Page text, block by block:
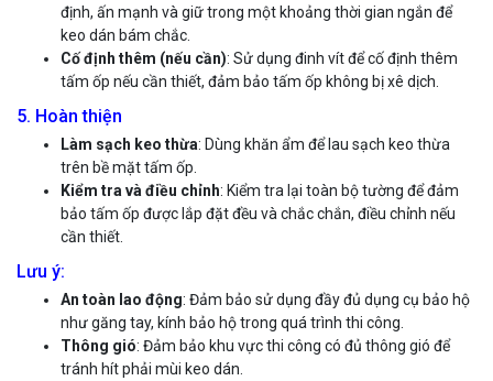
định, ấn mạnh và giữ trong một khoảng thời gian ngắn để
keo dán bám chắc.
Cố định thêm (nếu cần): Sử dụng đinh vít để cố định thêm
tấm ốp nếu cần thiết, đảm bảo tấm ốp không bị xê dịch.
5. Hoàn thiện
Làm sạch keo thừa: Dùng khăn ẩm để lau sạch keo thừa
trên bề mặt tấm ốp.
Kiểm tra và điều chỉnh: Kiểm tra lại toàn bộ tường để đảm
bảo tấm ốp được lắp đặt đều và chắc chắn, điều chỉnh nếu
cần thiết.
Lưu ý:
An toàn lao động: Đảm bảo sử dụng đầy đủ dụng cụ bảo hộ
như găng tay, kính bảo hộ trong quá trình thi công.
Thông gió: Đảm bảo khu vực thi công có đủ thông gió để
tránh hít phải mùi keo dán.